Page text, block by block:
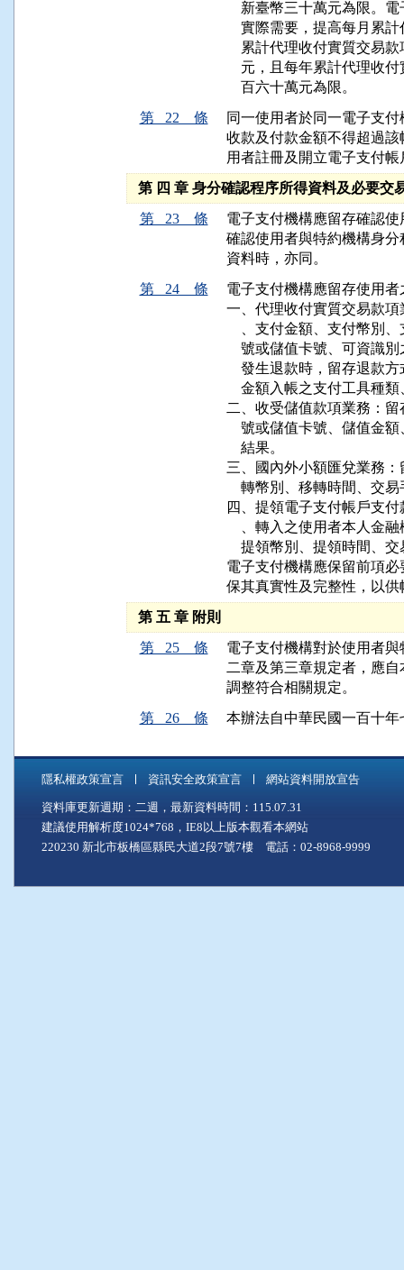
新臺幣三十萬元為限。
實際需要，提高每月累
累計代理收付實質交易
元，且每年累計代理收
    百六十萬元為限。
第 22 條
同一使用者於同一電子支
收款及付款金額不得超過
用者註冊及開立電子支付
第 四 章 身分確認程序所得資料及必要交
第 23 條
電子支付機構應留存確認
確認使用者與特約機構身
資料時，亦同。
第 24 條
電子支付機構應留存使用
一、代理收付實質交易款
、支付金額、支付幣別
號或儲值卡號、可資識
發生退款時，留存退款
金額入帳之支付工具種
二、收受儲值款項業務：
號或儲值卡號、儲值金
    結果。
三、國內外小額匯兌業務
轉幣別、移轉時間、交
四、提領電子支付帳戶支
、轉入之使用者本人金
提領幣別、提領時間、
電子支付機構應保留前項
保其真實性及完整性，以
第 五 章 附則
第 25 條
電子支付機構對於使用者
二章及第三章規定者，應
調整符合相關規定。
第 26 條
本辦法自中華民國一百十
隱私權政策宣言 資訊安全政策宣言 網站資料開放宣告
資料庫更新週期：二週，最新資料時間：115.07.31
建議使用解析度1024*768，IE8以上版本觀看本網站
220230 新北市板橋區縣民大道2段7號7樓 電話：02-8968-9999